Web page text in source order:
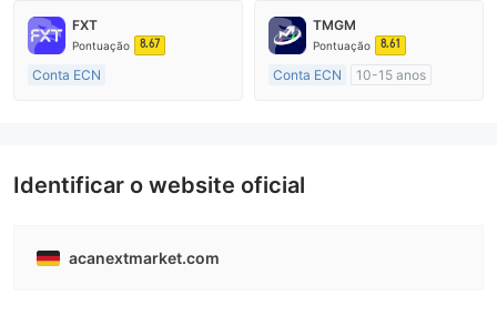
Market Marketing (MM)
Etiqueta principal MT4
Market Marketing (MM)
Etiqueta principal MT4
FXT
Pontuação 8.67
Conta ECN
Etiqueta principal MT4
TMGM
Pontuação 8.61
Conta ECN
10-15 anos
Identificar o website oficial
acanextmarket.com